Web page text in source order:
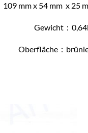
mm x 54 mm x 25
Gewicht：
Oberfläche：